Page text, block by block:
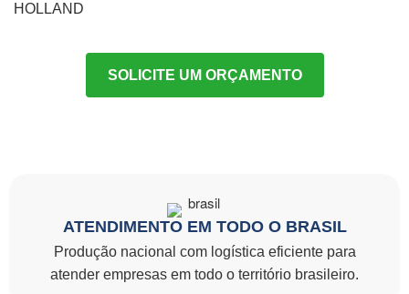
HOLLAND
SOLICITE UM ORÇAMENTO
ATENDIMENTO EM TODO O BRASIL
Produção nacional com logística eficiente para
atender empresas em todo o território brasileiro.